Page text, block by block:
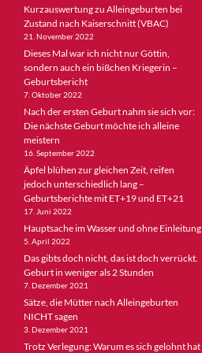
Kurzauswertung zu Alleingeburten bei
Zustand nach Kaiserschnitt (VBAC)
21. November 2022
Dieses Mal war ich nicht nur Göttin,
sondern auch ein bißchen Kriegerin –
Geburtsbericht
7. Oktober 2022
Nach der ersten Geburt nahm sie sich vor:
Die nächste Geburt möchte ich alleine
meistern
16. September 2022
Äpfel blühen zur gleichen Zeit, reifen
jedoch unterschiedlich lang –
Geburtsberichte mit ET+19 und ET+21
17. Juni 2022
Hauptsache im Wasser und ohne Einleitung
5. April 2022
Das gibts doch nicht, das ist doch verrückt.
Geburt in weniger als 2 Stunden
7. Dezember 2021
Sätze, die Mütter nach Alleingeburten
NICHT sagen
3. Dezember 2021
Trotz Verlegung: Warum es sich gelohnt hat